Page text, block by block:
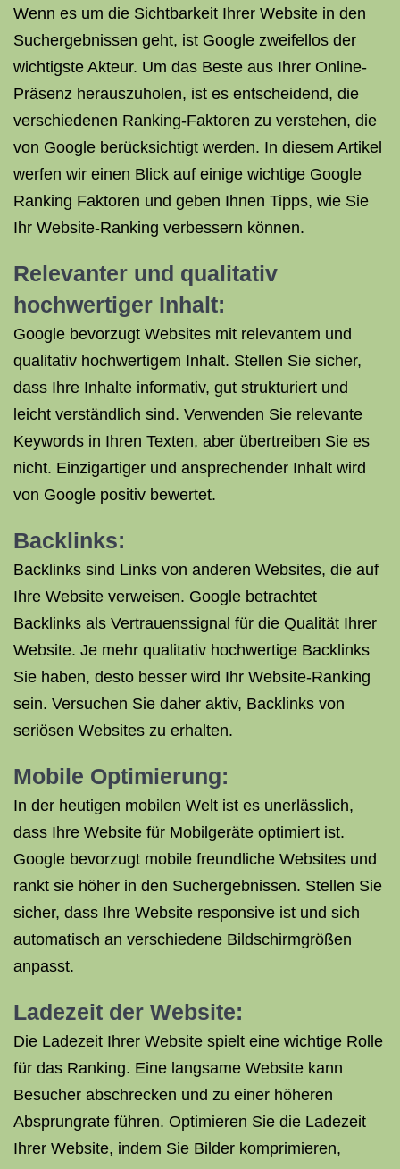
Wenn es um die Sichtbarkeit Ihrer Website in den
Suchergebnissen geht, ist Google zweifellos der
wichtigste Akteur. Um das Beste aus Ihrer Online-
Präsenz herauszuholen, ist es entscheidend, die
verschiedenen Ranking-Faktoren zu verstehen, die
von Google berücksichtigt werden. In diesem Artikel
werfen wir einen Blick auf einige wichtige Google
Ranking Faktoren und geben Ihnen Tipps, wie Sie
Ihr Website-Ranking verbessern können.
Relevanter und qualitativ
hochwertiger Inhalt:
Google bevorzugt Websites mit relevantem und
qualitativ hochwertigem Inhalt. Stellen Sie sicher,
dass Ihre Inhalte informativ, gut strukturiert und
leicht verständlich sind. Verwenden Sie relevante
Keywords in Ihren Texten, aber übertreiben Sie es
nicht. Einzigartiger und ansprechender Inhalt wird
von Google positiv bewertet.
Backlinks:
Backlinks sind Links von anderen Websites, die auf
Ihre Website verweisen. Google betrachtet
Backlinks als Vertrauenssignal für die Qualität Ihrer
Website. Je mehr qualitativ hochwertige Backlinks
Sie haben, desto besser wird Ihr Website-Ranking
sein. Versuchen Sie daher aktiv, Backlinks von
seriösen Websites zu erhalten.
Mobile Optimierung:
In der heutigen mobilen Welt ist es unerlässlich,
dass Ihre Website für Mobilgeräte optimiert ist.
Google bevorzugt mobile freundliche Websites und
rankt sie höher in den Suchergebnissen. Stellen Sie
sicher, dass Ihre Website responsive ist und sich
automatisch an verschiedene Bildschirmgrößen
anpasst.
Ladezeit der Website:
Die Ladezeit Ihrer Website spielt eine wichtige Rolle
für das Ranking. Eine langsame Website kann
Besucher abschrecken und zu einer höheren
Absprungrate führen. Optimieren Sie die Ladezeit
Ihrer Website, indem Sie Bilder komprimieren,